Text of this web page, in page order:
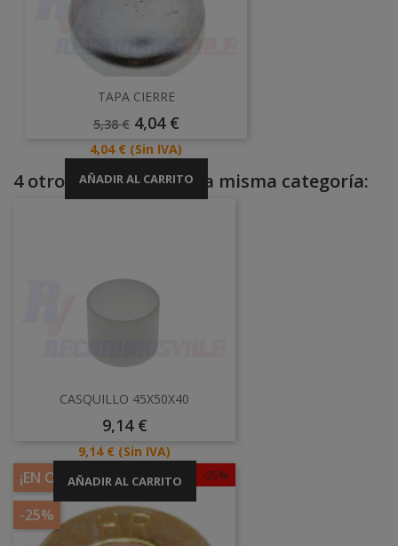
TAPA CIERRE
Precio
5,38 € Precio
4,04 €
Precio
4,04 € (Sin IVA)
AÑADIR AL CARRITO
4 otros productos en la misma categoría:
CASQUILLO 45X50X40
Precio
9,14 €
Precio
9,14 € (Sin IVA)
AÑADIR AL CARRITO -25%
¡EN OFERTA!
-25%